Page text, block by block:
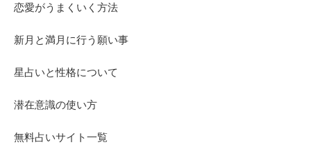
恋愛がうまくいく方法
新月と満月に行う願い事
星占いと性格について
潜在意識の使い方
無料占いサイト一覧